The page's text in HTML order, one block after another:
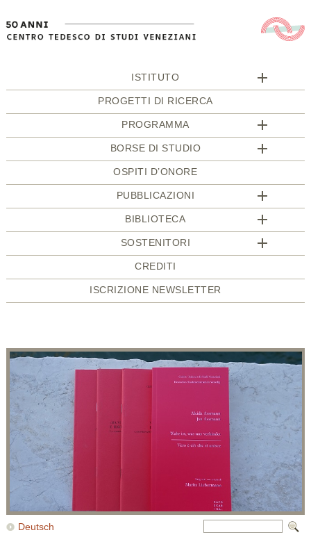
ISTITUTO
PROGETTI DI RICERCA
PROGRAMMA
BORSE DI STUDIO
OSPITI D’ONORE
PUBBLICAZIONI
BIBLIOTECA
SOSTENITORI
CREDITI
ISCRIZIONE NEWSLETTER
Deutsch